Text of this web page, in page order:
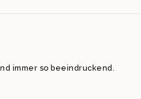
immer so beeindruckend.